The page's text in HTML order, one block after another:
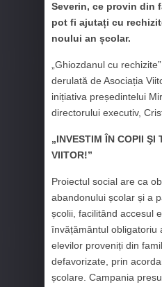
Severin, ce provin din
pot fi ajutați cu
noului an școlar.
„Ghiozdanul cu
derulată de Asociația
inițiativa președintelui
directorului executiv,
„INVESTIM ÎN COPII ŞI
VIITOR!”
Proiectul social are ca
abandonului școlar și a
școlii, facilitând accesul
învățământul obligatoriu
elevilor proveniți din
defavorizate, prin
școlare. Campania